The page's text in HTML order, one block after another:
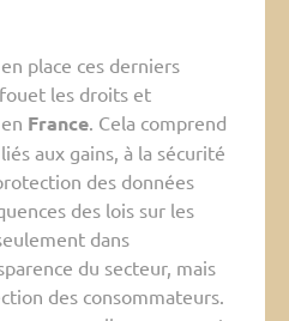
place ces derniers
les droits et
France. Cela comprend
aux gains, à la sécurité
des données
des lois sur les
dans
du secteur, mais
des consommateurs.